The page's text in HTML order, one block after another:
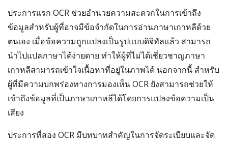
ประการแรก OCR ช่วยอำนวยความสะดวกในการเข้าถึง
ข้อมูลสำหรับผู้ที่อาจมีข้อจำกัดในการอ่านภาษาเกาหลีด้วย
ตนเอง เมื่อข้อความถูกแปลงเป็นรูปแบบดิจิทัลแล้ว สามารถ
นำไปแปลภาษาได้ง่ายดาย ทำให้ผู้ที่ไม่ได้เชี่ยวชาญภาษา
เกาหลีสามารถเข้าใจเนื้อหาที่อยู่ในภาพได้ นอกจากนี้ สำหรับ
ผู้ที่มีความบกพร่องทางการมองเห็น OCR ยังสามารถช่วยให้
เข้าถึงข้อมูลที่เป็นภาษาเกาหลีได้โดยการแปลงข้อความเป็น
เสียง
ประการที่สอง OCR มีบทบาทสำคัญในการจัดระเบียบและจัด